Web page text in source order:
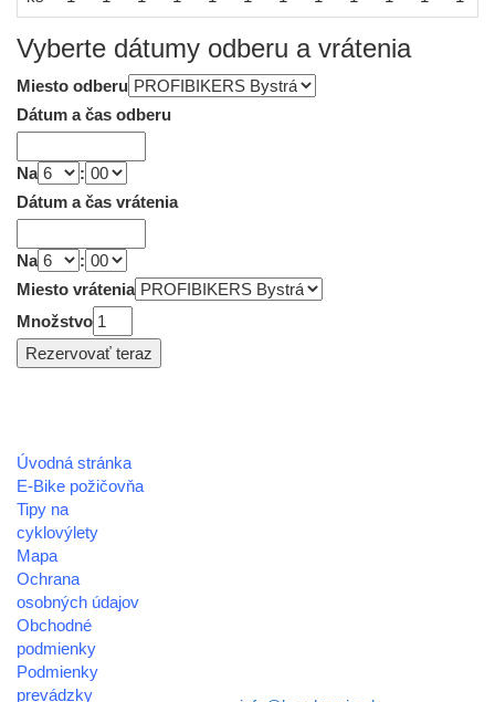
Vyberte dátumy odberu a vrátenia
Miesto odberu
Dátum a čas odberu
Na
:
Dátum a čas vrátenia
Na
:
Miesto vrátenia
Množstvo
Úvodná stránka
E-Bike požičovňa
Tipy na
cyklovýlety
Mapa
Ochrana
osobných údajov
Obchodné
podmienky
Podmienky
prevádzky